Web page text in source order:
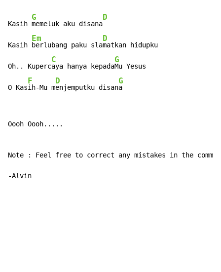
Kasih
G
memeluk aku disana
D
Kasih
Em
berlubang paku sla
D
matkan hidupku
Oh.. Kuperc
C
aya hanya kepada
G
Mu Yesus
O Kas
F
ih-Mu m
D
enjemputku disan
G
a
Oooh Oooh.....
Note : Feel free to correct any mistakes in the
-Alvin